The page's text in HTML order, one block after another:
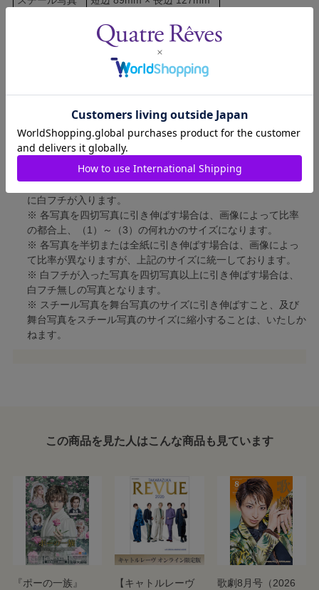
短辺 127mm × 長辺 178mm
短辺 217mm × 長辺 305mm
短辺 213mm × 長辺 305mm
短辺 305mm × 長辺 432mm
全紙写真
短辺 402mm × 長辺 559mm
写真のサイズにつきまして、下記の件も併せてご了承ください。
※ 宝塚大劇場および新人公演の舞台写真につきましては、4辺
に白フチが入ります。
※ 各写真を四切写真に引き伸ばす場合は、画像によって比率
の都合上、（1）～（3）の何れかのサイズになります。
※ 各写真を半切または全紙に引き伸ばす場合は、画像によっ
て比率が異なりますが、上記のサイズに統一しております。
※ 白フチが入った写真を四切写真以上に引き伸ばす場合は、
白フチ無しの写真となります。
※ スチール写真を舞台写真のサイズに引き伸ばすこと、及び
舞台写真をスチール写真のサイズに縮小することは、いたしか
ねます。
この商品を見た人はこんな商品も見ています
『ポーの一族』
【キャトルレーヴ
歌劇8月号（2026